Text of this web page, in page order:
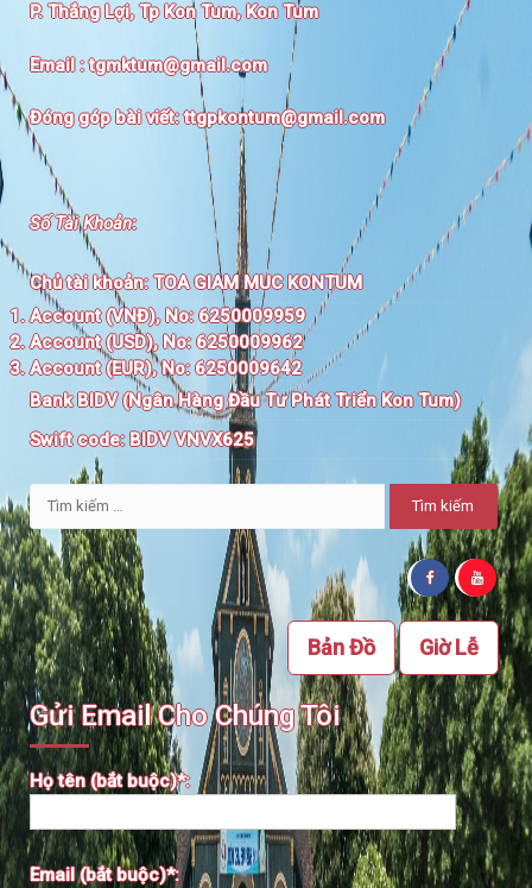
P. Thắng Lợi, Tp Kon Tum, Kon Tum
Email :tgmktum@gmail.com
Đóng góp bài viết:ttgpkontum@gmail.com
Số Tài Khoản:
Chủ tài khoản:TOA GIAM MUC KONTUM
Account (VNĐ), No: 6250009959
Account (USD), No: 6250009962
Account (EUR), No: 6250009642
Bank BIDV (Ngân Hàng Đầu Tư Phát Triển Kon Tum)
Swift code:BIDV VNVX625
Tìm
kiếm
cho:
Giờ Lễ
Bản Đồ
Gửi Email Cho Chúng Tôi
Họ tên (bắt buộc)*:
Email (bắt buộc)*: